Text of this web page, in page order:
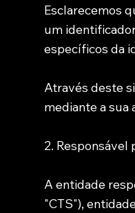
Esclarecemos
um
específicos da
Através deste
mediante a sua
2. Responsável
A entidade
"CTS"),